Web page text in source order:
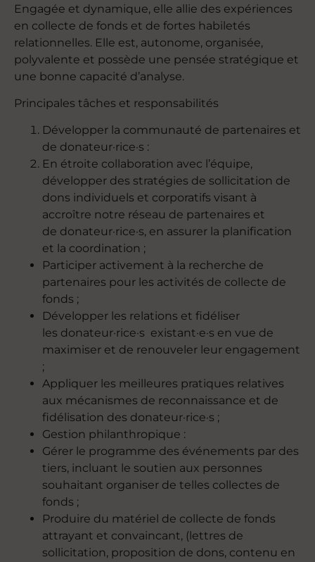
Engagée et dynamique, elle allie des expériences
en collecte de fonds et de fortes habiletés
relationnelles. Elle est, autonome, organisée,
polyvalente et possède une pensée stratégique et
une bonne capacité d’analyse.
Principales tâches et responsabilités
Développer la communauté de partenaires et
de donateur·rice·s :
En étroite collaboration avec l’équipe,
développer des stratégies de sollicitation de
dons individuels et corporatifs visant à
accroître notre réseau de partenaires et
de donateur·rice·s, en assurer la planification
et la coordination ;
Participer activement à la recherche de
partenaires pour les activités de collecte de
fonds ;
Développer les relations et fidéliser
les donateur·rice·s existant·e·s en vue de
maximiser et de renouveler leur engagement
;
Appliquer les meilleures pratiques relatives
aux mécanismes de reconnaissance et de
fidélisation des donateur·rice·s ;
Gestion philanthropique :
Gérer le programme des événements par des
tiers, incluant le soutien aux personnes
souhaitant organiser de telles collectes de
fonds ;
Produire du matériel de collecte de fonds
attrayant et convaincant, (lettres de
sollicitation, proposition de dons, contenu en